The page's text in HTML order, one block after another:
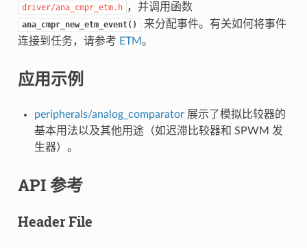
driver/ana_cmpr_etm.h ，并调用函数
ana_cmpr_new_etm_event()
来分配事件。有关如何将事件
连接到任务，请参考 ETM。
应用示例
peripherals/analog_comparator展示了模拟比较器的
基本用法以及其他用途（如迟滞比较器和 SPWM 发
生器）。
API 参考
Header File